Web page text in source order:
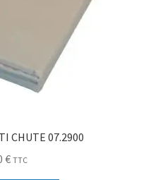
CHUTE 07.2900
€ TTC